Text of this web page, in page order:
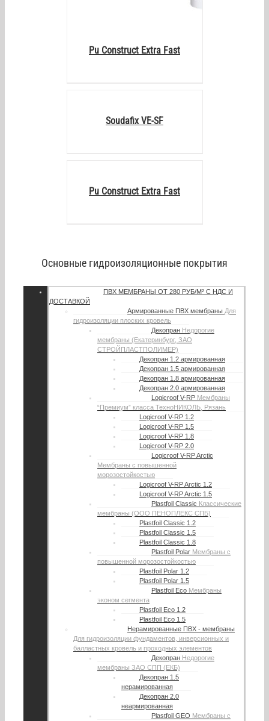
Pu Construct Extra Fast
Soudafix VE-SF
Pu Construct Extra Fast
Основные гидроизоляционные покрытия
ПВХ МЕМБРАНЫ ОТ 280 РУБ/М² С НДС И
ДОСТАВКОЙ
Армированные ПВХ мембраны Для
гидроизоляции плоских кровель
Декопран Недорогие
мембраны (Екатеринбург, ЗАО
СТРОЙПЛАСТПОЛИМЕР)
Декопран 1.2 армированная
Декопран 1.5 армированная
Декопран 1.8 армированная
Декопран 2.0 армированная
Logicroof V-RP Мембраны
“Премиум” класса ТехноНИКОЛЬ, Рязань
Logicroof V-RP 1.2
Logicroof V-RP 1.5
Logicroof V-RP 1.8
Logicroof V-RP 2.0
Logicroof V-RP Arctic
Мембраны с повышенной
морозостойкостью
Logicroof V-RP Arctic 1.2
Logicroof V-RP Arctic 1.5
Plastfoil Classic Классические
мембраны (ООО ПЕНОПЛЕКС СПБ)
Plastfoil Classic 1.2
Plastfoil Classic 1.5
Plastfoil Classic 1.8
Plastfoil Polar Мембраны с
повышенной морозостойкостью
Plastfoil Polar 1.2
Plastfoil Polar 1.5
Plastfoil Eco Мембраны
эконом сегмента
Plastfoil Eco 1.2
Plastfoil Eco 1.5
Нерамированные ПВХ - мембраны
Для гидроизоляции фундаментов, инверсионных и
балластных кровель и проходных элементов
Декопран Недорогие
мембраны ЗАО СПП (ЕКБ)
Декопран 1.5
нерамированная
Декопран 2.0
неармированная
Plastfoil GEO Мембраны с